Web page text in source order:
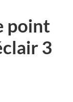
point
3